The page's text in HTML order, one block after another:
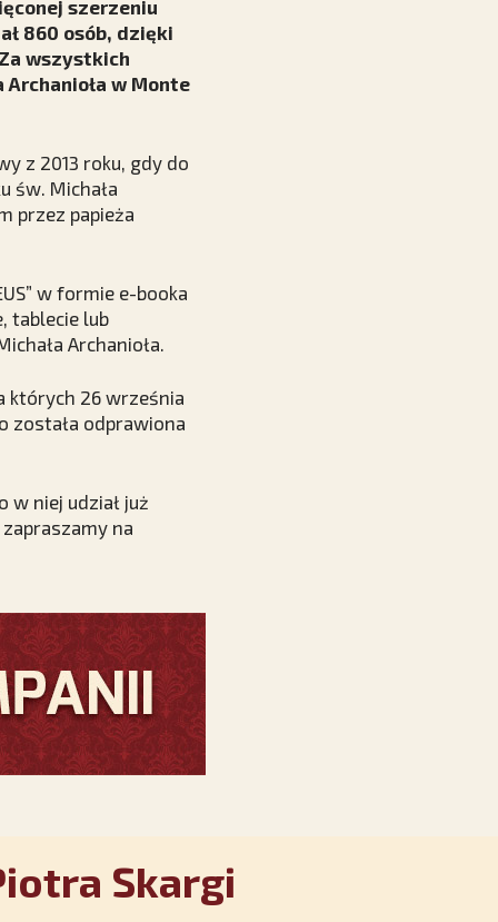
szerzeniu
860 osób, dzięki
wszystkich
w Monte
z 2013 roku, gdy do
św. Michała
przez papieża
w formie e-booka
tablecie lub
Archanioła.
których 26 września
została odprawiona
w niej udział już
na
Skargi